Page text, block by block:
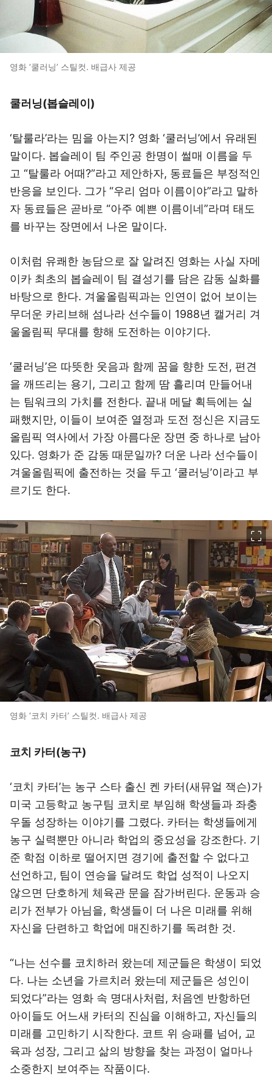
영화 ‘쿨러닝’ 스틸컷. 배급사 제공
쿨러닝(봅슬레이)
‘탈룰라’라는 밈을 아는지? 영화 ‘쿨러닝’에서 유래된
말이다. 봅슬레이 팀 주인공 한명이 썰매 이름을 두
고 “탈룰라 어때?”라고 제안하자, 동료들은 부정적인
반응을 보인다. 그가 “우리 엄마 이름이야”라고 말하
자 동료들은 곧바로 “아주 예쁜 이름이네”라며 태도
를 바꾸는 장면에서 나온 말이다.
이처럼 유쾌한 농담으로 잘 알려진 영화는 사실 자메
이카 최초의 봅슬레이 팀 결성기를 담은 감동 실화를
바탕으로 한다. 겨울올림픽과는 인연이 없어 보이는
무더운 카리브해 섬나라 선수들이 1988년 캘거리 겨
울올림픽 무대를 향해 도전하는 이야기다.
‘쿨러닝’은 따뜻한 웃음과 함께 꿈을 향한 도전, 편견
을 깨뜨리는 용기, 그리고 함께 땀 흘리며 만들어내
는 팀워크의 가치를 전한다. 끝내 메달 획득에는 실
패했지만, 이들이 보여준 열정과 도전 정신은 지금도
올림픽 역사에서 가장 아름다운 장면 중 하나로 남아
있다. 영화가 준 감동 때문일까? 더운 나라 선수들이
겨울올림픽에 출전하는 것을 두고 ‘쿨러닝’이라고 부
르기도 한다.
영화 ‘코치 카터’ 스틸컷. 배급사 제공
코치 카터(농구)
‘코치 카터’는 농구 스타 출신 켄 카터(새뮤얼 잭슨)가
미국 고등학교 농구팀 코치로 부임해 학생들과 좌충
우돌 성장하는 이야기를 그렸다. 카터는 학생들에게
농구 실력뿐만 아니라 학업의 중요성을 강조한다. 기
준 학점 이하로 떨어지면 경기에 출전할 수 없다고
선언하고, 팀이 연승을 달려도 학업 성적이 나오지
않으면 단호하게 체육관 문을 잠가버린다. 운동과 승
리가 전부가 아님을, 학생들이 더 나은 미래를 위해
자신을 단련하고 학업에 매진하기를 독려한 것.
“나는 선수를 코치하러 왔는데 제군들은 학생이 되었
다. 나는 소년을 가르치러 왔는데 제군들은 성인이
되었다”라는 영화 속 명대사처럼, 처음엔 반항하던
아이들도 어느새 카터의 진심을 이해하고, 자신들의
미래를 고민하기 시작한다. 코트 위 승패를 넘어, 교
육과 성장, 그리고 삶의 방향을 찾는 과정이 얼마나
소중한지 보여주는 작품이다.